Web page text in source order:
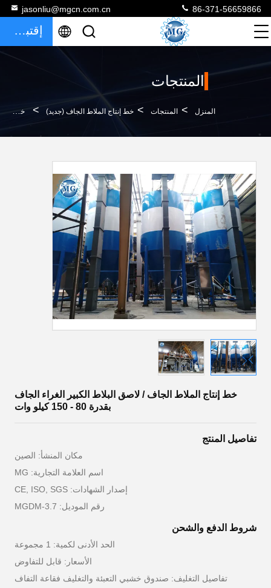
jasonliu@mgcn.com.cn 86-371-56659866
إقتباس
المنتجات
المنزل > المنتجات > خط إنتاج الملاط الجاف (جديد) > خط إنتاج الملاط الجاف / لاصق البلاط الكبير الغراء الجاف بقدرة 80 - 150 كيلو وات
خط إنتاج الملاط الجاف / لاصق البلاط الكبير الغراء الجاف
بقدرة 80 - 150 كيلو وات
تفاصيل المنتج
مكان المنشأ: الصين
اسم العلامة التجارية: MG
إصدار الشهادات: CE, ISO, SGS
رقم الموديل: MGDM-3.7
شروط الدفع والشحن
الحد الأدنى لكمية: 1 مجموعة
الأسعار: قابل للتفاوض
تفاصيل التغليف: صندوق خشبي التعبئة والتغليف فقاعة التفاف